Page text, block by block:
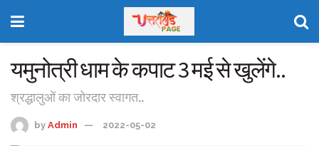
यमुनोत्री धाम के कपाट 3 मई से खुलेंगे..
श्रद्धालुओं का जोरदार स्वागत..
by Admin 2022-05-02